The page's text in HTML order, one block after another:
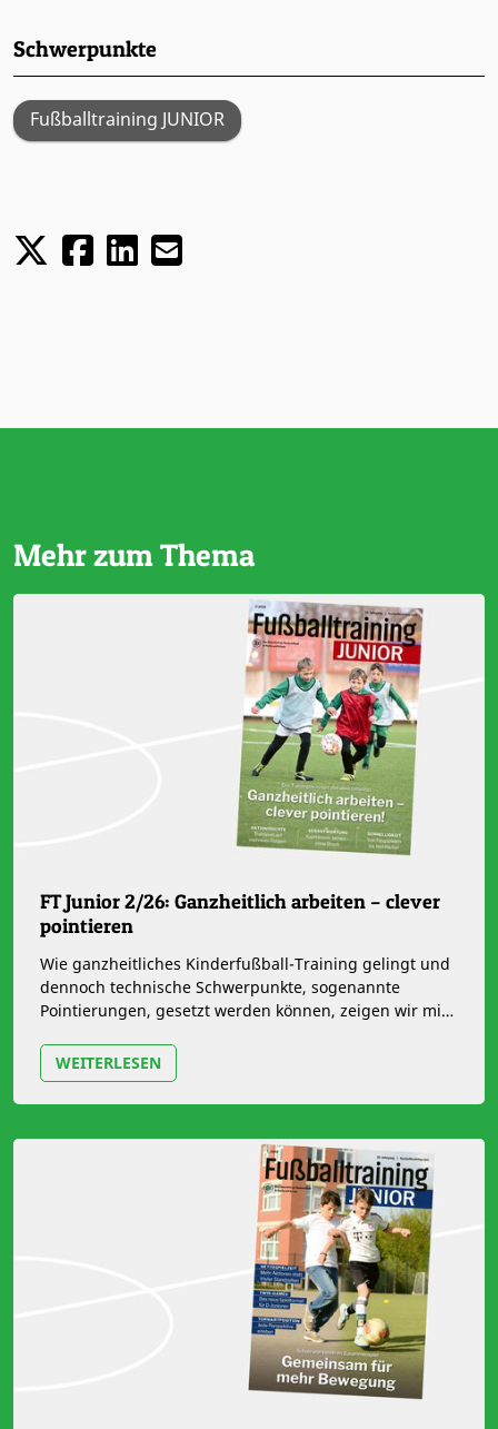
Schwerpunkte
Fußballtraining JUNIOR
Mehr zum Thema
FT Junior 2/26: Ganzheitlich arbeiten – clever
pointieren
Wie ganzheitliches Kinderfußball-Training gelingt und
dennoch technische Schwerpunkte, sogenannte
Pointierungen, gesetzt werden können, zeigen wir mit
WEITERLESEN